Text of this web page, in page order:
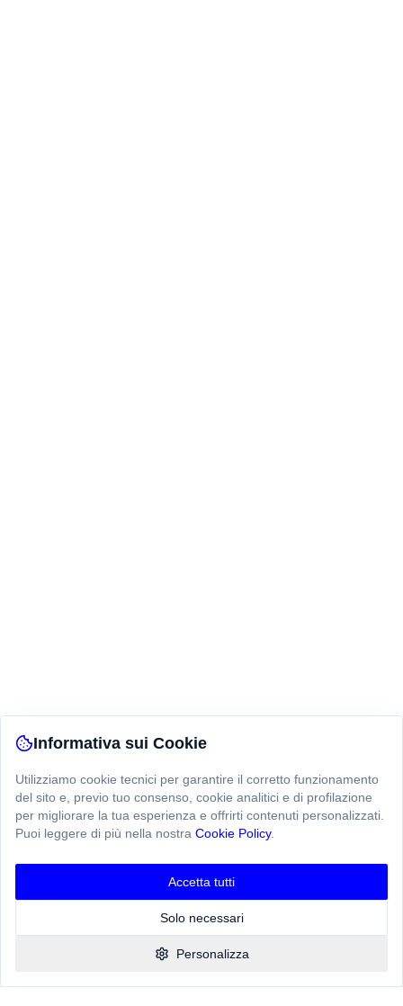
Chatta con noi qui
Informativa sui Cookie
Utilizziamo cookie tecnici per garantire il corretto funzionamento
del sito e, previo tuo consenso, cookie analitici e di profilazione
per migliorare la tua esperienza e offrirti contenuti personalizzati.
Puoi leggere di più nella nostra Cookie Policy.
Accetta tutti
Solo necessari
Personalizza